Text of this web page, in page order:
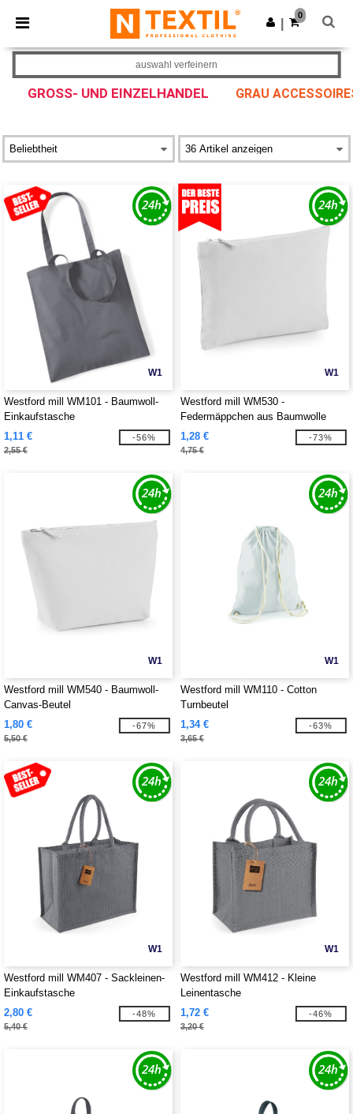
× Ntextil App
Bessere Preise in der App!
App holen
0
GROSS- UND EINZELHANDEL GRAU
auswahl verfeinern
W1
Westford mill WM101 - Baumwoll-
Einkaufstasche
1,11 €
2,55 €
-56%
W1
Westford mill WM530 -
Federmäppchen aus Baumwolle
1,28 €
4,75 €
-73%
W1
Westford mill WM540 - Baumwoll-
Canvas-Beutel
1,80 €
5,50 €
-67%
W1
Westford mill WM110 - Cotton
Turnbeutel
1,34 €
3,65 €
-63%
W1
Westford mill WM407 - Sackleinen-
Einkaufstasche
2,80 €
5,40 €
-48%
W1
Westford mill WM412 - Kleine
Leinentasche
1,72 €
3,20 €
-46%